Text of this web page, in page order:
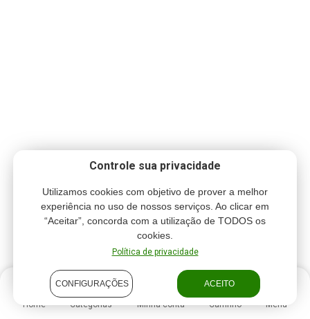
Controle sua privacidade
Utilizamos cookies com objetivo de prover a melhor
experiência no uso de nossos serviços. Ao clicar em
“Aceitar”, concorda com a utilização de TODOS os
cookies.
Política de privacidade
CONFIGURAÇÕES ACEITO
Home Categorias Minha conta Carrinho Menu